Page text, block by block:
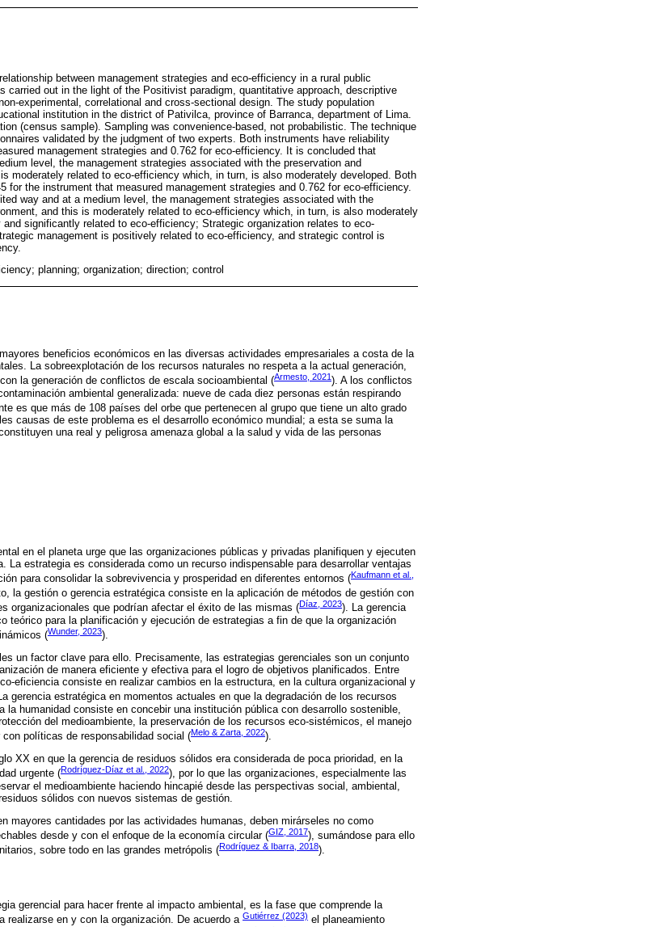
between management strategies and eco-efficiency in a rural public
carried out in the light of the Positivist paradigm, quantitative approach, descriptive
experimental, correlational and cross-sectional design. The study population
institution in the district of Pativilca, province of Barranca, department of Lima.
(census sample). Sampling was convenience-based, not probabilistic. The technique
validated by the judgment of two experts. Both instruments have reliability
management strategies and 0.762 for eco-efficiency. It is concluded that
level, the management strategies associated with the preservation and
moderately related to eco-efficiency which, in turn, is also moderately developed. Both
for the instrument that measured management strategies and 0.762 for eco-efficiency.
way and at a medium level, the management strategies associated with the
and this is moderately related to eco-efficiency which, in turn, is also moderately
significantly related to eco-efficiency; Strategic organization relates to eco-
management is positively related to eco-efficiency, and strategic control is
planning; organization; direction; control
beneficios económicos en las diversas actividades empresariales a costa de la
La sobreexplotación de los recursos naturales no respeta a la actual generación,
la generación de conflictos de escala socioambiental (Armesto, 2021). A los conflictos
ambiental generalizada: nueve de cada diez personas están respirando
es que más de 108 países del orbe que pertenecen al grupo que tiene un alto grado
causas de este problema es el desarrollo económico mundial; a esta se suma la
una real y peligrosa amenaza global a la salud y vida de las personas
en el planeta urge que las organizaciones públicas y privadas planifiquen y ejecuten
La estrategia es considerada como un recurso indispensable para desarrollar ventajas
para consolidar la sobrevivencia y prosperidad en diferentes entornos (Kaufmann et al.,
la gestión o gerencia estratégica consiste en la aplicación de métodos de gestión con
organizacionales que podrían afectar el éxito de las mismas (Díaz, 2023). La gerencia
teórico para la planificación y ejecución de estrategias a fin de que la organización
(Wunder, 2023).
un factor clave para ello. Precisamente, las estrategias gerenciales son un conjunto
de manera eficiente y efectiva para el logro de objetivos planificados. Entre
eficiencia consiste en realizar cambios en la estructura, en la cultura organizacional y
gerencia estratégica en momentos actuales en que la degradación de los recursos
humanidad consiste en concebir una institución pública con desarrollo sostenible,
del medioambiente, la preservación de los recursos eco-sistémicos, el manejo
políticas de responsabilidad social (Melo & Zarta, 2022).
XX en que la gerencia de residuos sólidos era considerada de poca prioridad, en la
urgente (Rodríguez-Díaz et al., 2022), por lo que las organizaciones, especialmente las
el medioambiente haciendo hincapié desde las perspectivas social, ambiental,
sólidos con nuevos sistemas de gestión.
mayores cantidades por las actividades humanas, deben mirárseles no como
desde y con el enfoque de la economía circular (GIZ, 2017), sumándose para ello
sobre todo en las grandes metrópolis (Rodríguez & Ibarra, 2018).
gerencial para hacer frente al impacto ambiental, es la fase que comprende la
realizarse en y con la organización. De acuerdo a Gutiérrez (2023) el planeamiento